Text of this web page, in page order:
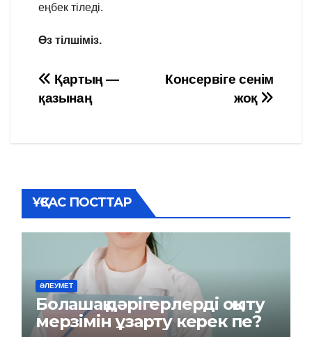
еңбек тіледі.
Өз тілшіміз.
Навигация
по
Консервіге сенім
жоқ
Қартың —
қазынаң
ҰҚСАС ПОСТТАР
ӘЛЕУМЕТ
Болашақ дәрігерлерді оқыту
мерзімін ұзарту керек пе?